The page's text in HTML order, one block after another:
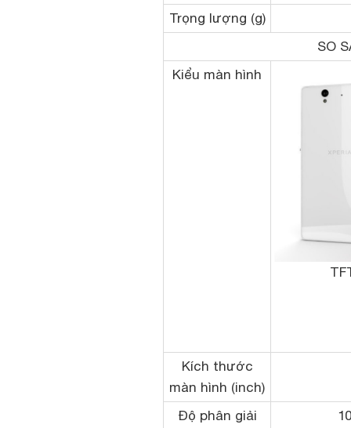
Trọng lượng (g)
SO
Kiểu màn hình
Kích thước
màn hình (inch)
Độ phân giải